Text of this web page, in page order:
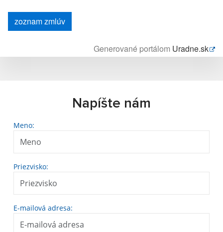
zoznam zmlúv
Generované portálom Uradne.sk
Napíšte nám
Meno:
Priezvisko:
E-mailová adresa: